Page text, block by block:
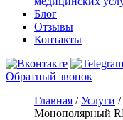
Блог
Отзывы
Контакты
Обратный звонок
Главная /Услуги /
Монополярный